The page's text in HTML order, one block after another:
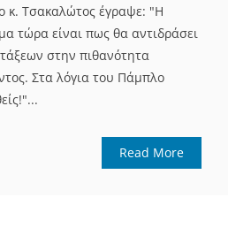
κ. Τσακαλώτος έγραψε: "Η
τώρα είναι πως θα αντιδράσει
στην πιθανότητα
Στα λόγια του Πάμπλο
Read More